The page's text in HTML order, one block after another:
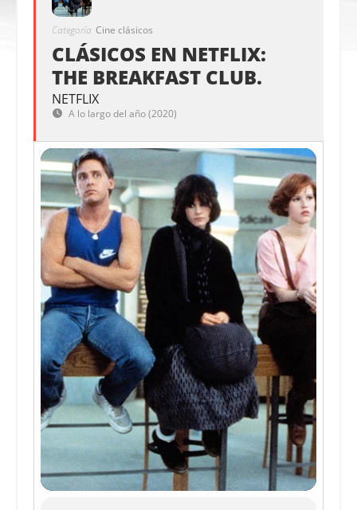
Categoría Cine clásicos
CLÁSICOS EN NETFLIX:
THE BREAKFAST CLUB.
NETFLIX
A lo largo del año (2020)